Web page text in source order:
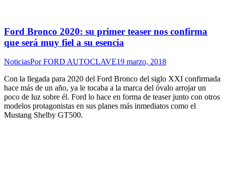
Ford Bronco 2020: su primer teaser nos confirma
que será muy fiel a su esencia
NoticiasPorFORD AUTOCLAVE19 marzo, 2018
Con la llegada para 2020 del Ford Bronco del siglo XXI confirmada
hace más de un año, ya le tocaba a la marca del óvalo arrojar un
poco de luz sobre él. Ford lo hace en forma de teaser junto con otros
modelos protagonistas en sus planes más inmediatos como el
Mustang Shelby GT500.